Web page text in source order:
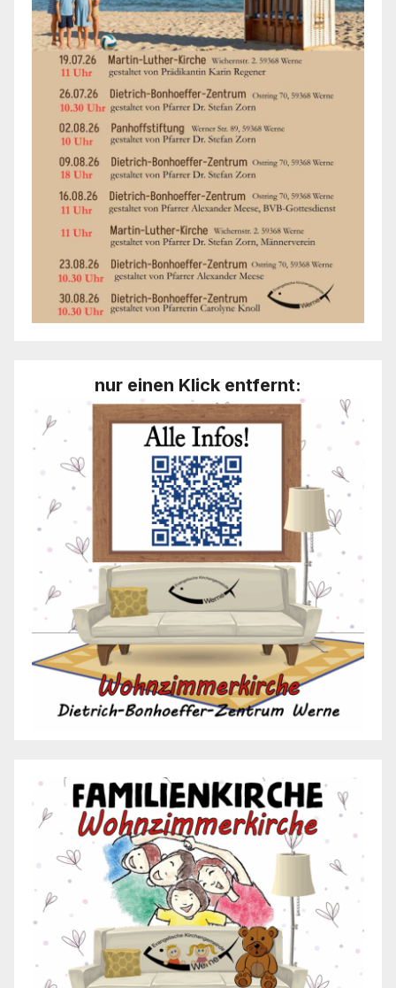
nur einen Klick entfernt: